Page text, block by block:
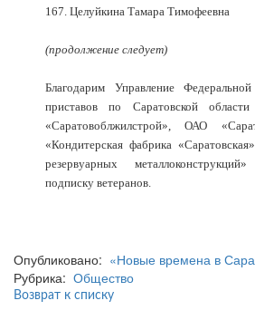
167. Целуйкина Тамара Тимофеевна
(продолжение следует)
Благодарим Управление
приставов по Саратовской
«Саратовоблжилстрой», ОАО
«Кондитерская фабрика
резервуарных
подписку ветеранов.
Опубликовано: «Новые времена в
Рубрика: Общество
Возврат к списку